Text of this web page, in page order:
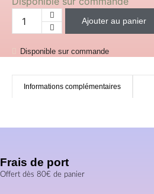
quantité de Trousse - Stitch
Ajouter au panier
Disponible sur commande
Informations complémentaires
Frais de port
Offert dès 80€ de panier